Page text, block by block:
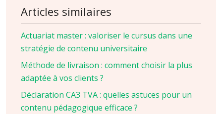
Articles similaires
Actuariat master : valoriser le cursus dans une
stratégie de contenu universitaire
Méthode de livraison : comment choisir la plus
adaptée à vos clients ?
Déclaration CA3 TVA : quelles astuces pour un
contenu pédagogique efficace ?